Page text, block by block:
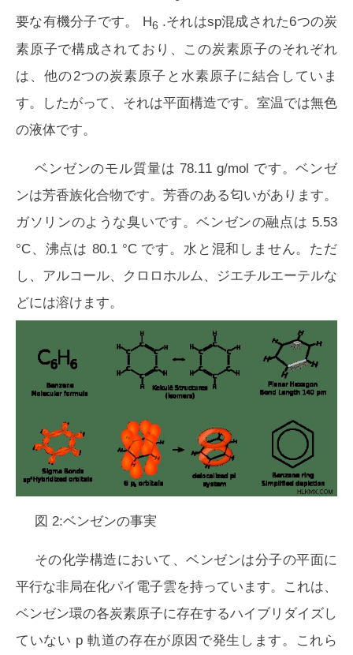
要な有機分子です。 H6 .それはsp混成された6つの炭
素原子で構成されており、この炭素原子のそれぞれ
は、他の2つの炭素原子と水素原子に結合していま
す。したがって、それは平面構造です。室温では無色
の液体です。
ベンゼンのモル質量は 78.11 g/mol です。ベンゼ
ンは芳香族化合物です。芳香のある匂いがあります。
ガソリンのような臭いです。ベンゼンの融点は 5.53
°C、沸点は 80.1 °C です。水と混和しません。ただ
し、アルコール、クロロホルム、ジエチルエーテルな
どには溶けます。
図 2:ベンゼンの事実
その化学構造において、ベンゼンは分子の平面に
平行な非局在化パイ電子雲を持っています。これは、
ベンゼン環の各炭素原子に存在するハイブリダイズし
ていない p 軌道の存在が原因で発生します。これら